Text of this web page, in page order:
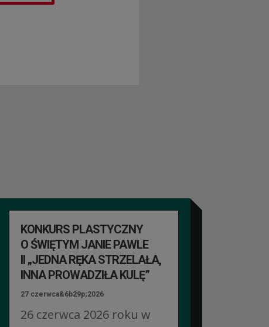
KONKURS PLASTYCZNY
O ŚWIĘTYM JANIE PAWLE
II „JEDNA RĘKA STRZELAŁA,
INNA PROWADZIŁA KULĘ”
27 czerwca&6b29p;2026
26 czerwca 2026 roku w